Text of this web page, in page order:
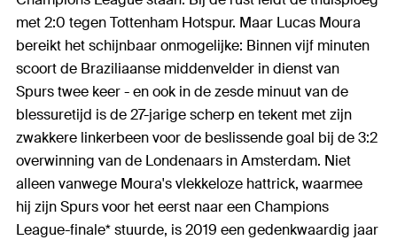
met 2:0 tegen Tottenham Hotspur. Maar Lucas Moura
bereikt het schijnbaar onmogelijke: Binnen vijf minuten
scoort de Braziliaanse middenvelder in dienst van
Spurs twee keer - en ook in de zesde minuut van de
blessuretijd is de 27-jarige scherp en tekent met zijn
zwakkere linkerbeen voor de beslissende goal bij de 3:2
overwinning van de Londenaars in Amsterdam. Niet
alleen vanwege Moura's vlekkeloze hattrick, waarmee
hij zijn Spurs voor het eerst naar een Champions
League-finale* stuurde, is 2019 een gedenkwaardig jaar